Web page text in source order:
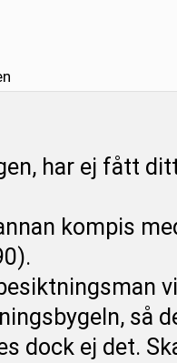
har ej fått
kompis
så
dock ej det.